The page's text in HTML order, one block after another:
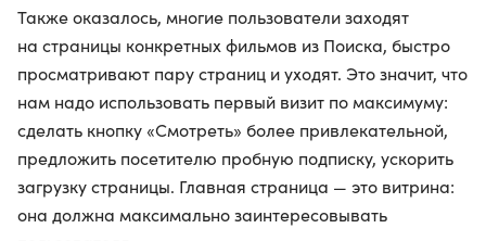
Также оказалось, многие пользователи заходят
на страницы конкретных фильмов из Поиска, быстро
просматривают пару страниц и уходят. Это значит, что
нам надо использовать первый визит по максимуму:
сделать кнопку «Смотреть» более привлекательной,
предложить посетителю пробную подписку, ускорить
загрузку страницы. Главная страница — это витрина:
она должна максимально заинтересовывать